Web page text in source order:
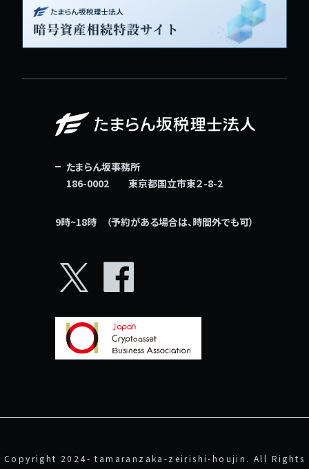
たまらん坂事務所
186-0002 東京都国立市東２-8-2
9時~18時 （予約がある場合は、時間外でも可）
Copyright 2024- tamaranzaka-zeirishi-houjin. All Rights